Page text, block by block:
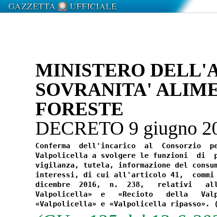
MINISTERO
SOVRANITA'
FORESTE
DECRETO 9 giugno
Conferma  dell'incarico  al
Valpolicella a svolgere le funzioni  di
vigilanza, tutela, informazione del
interessi, di cui all'articolo 41,
dicembre  2016,  n.  238,   relativi   alle
Valpolicella»  e   «Recioto   della